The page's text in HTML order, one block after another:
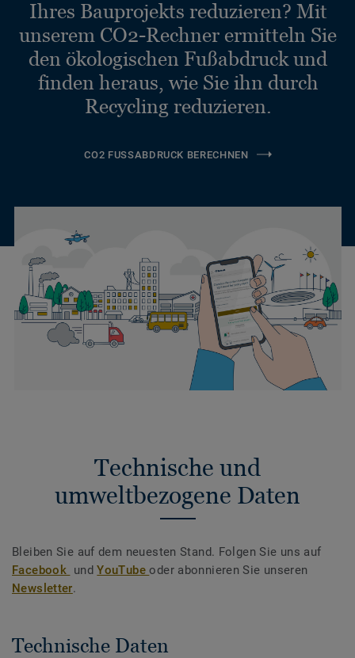
Ihres Bauprojekts reduzieren? Mit
unserem CO2-Rechner ermitteln Sie
den ökologischen Fußabdruck und
finden heraus, wie Sie ihn durch
Recycling reduzieren.
CO2 FUSSABDRUCK BERECHNEN
Technische und
umweltbezogene Daten
Bleiben Sie auf dem neuesten Stand. Folgen Sie uns auf
Facebook undYouTubeoder abonnieren Sie unseren
Newsletter.
Technische Daten